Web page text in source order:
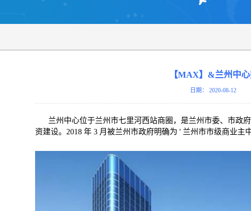
【MAX】&兰州中
日期： 2020-08-12
兰州中心位于兰州市七里河西站商圈，是兰州市委、市政
资建设。2018 年 3 月被兰州市政府明确为 ' 兰州市市级商业主